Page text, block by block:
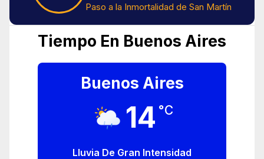
Paso a la Inmortalidad de San Martín
Tiempo En Buenos Aires
Buenos Aires
14 °C
Lluvia De Gran Intensidad